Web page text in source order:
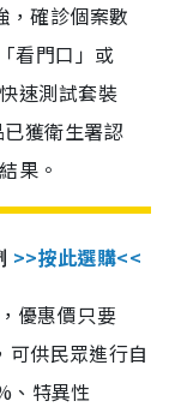
確診個案數
看門口」或
速測試套裝
獲衛生署認
果。
>>按此選購<<
優惠價只要
供民眾進行自
、特異性